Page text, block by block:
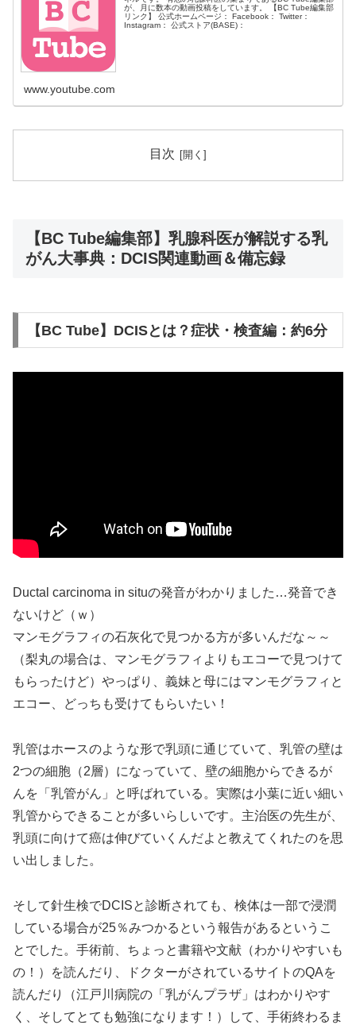
が、月に数本の動画投稿をしています。 【BC Tube編集部
リンク】 公式ホームページ： Facebook： Twitter：
Instagram： 公式ストア(BASE)：
www.youtube.com
目次
【BC Tube編集部】乳腺科医が解説する乳
がん大事典：DCIS関連動画＆備忘録
【BC Tube】DCISとは？症状・検査編：約6分
Ductal carcinoma in situの発音がわかりました…発音でき
ないけど（ｗ）
マンモグラフィの石灰化で見つかる方が多いんだな～～
（梨丸の場合は、マンモグラフィよりもエコーで見つけて
もらったけど）やっぱり、義妹と母にはマンモグラフィと
エコー、どっちも受けてもらいたい！
乳管はホースのような形で乳頭に通じていて、乳管の壁は
2つの細胞（2層）になっていて、壁の細胞からできるが
んを「乳管がん」と呼ばれている。実際は小葉に近い細い
乳管からできることが多いらしいです。主治医の先生が、
乳頭に向けて癌は伸びていくんだよと教えてくれたのを思
い出しました。
そして針生検でDCISと診断されても、検体は一部で浸潤
している場合が25％みつかるという報告があるというこ
とでした。手術前、ちょっと書籍や文献（わかりやすいも
の！）を読んだり、ドクターがされているサイトのQAを
読んだり（江戸川病院の「乳がんプラザ」はわかりやす
く、そしてとても勉強になります！）して、手術終わるま